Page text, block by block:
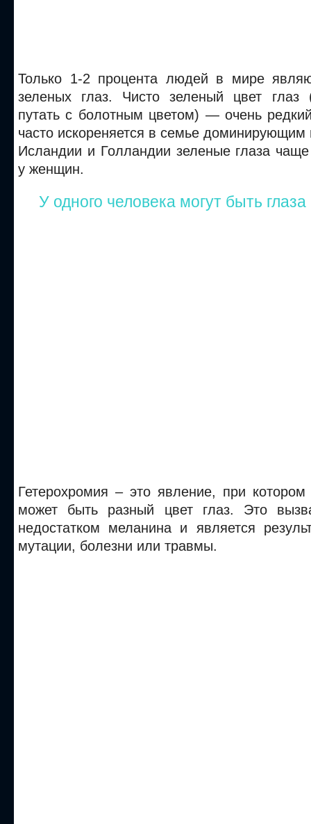
Только 1-2 процента людей в мире
зеленых глаз. Чисто зеленый цвет глаз
путать с болотным цветом) — очень
часто искореняется в семье доминирующим
Исландии и Голландии зеленые глаза чаще
у женщин.
У одного человека могут быть глаза
Гетерохромия – это явление, при котором
может быть разный цвет глаз. Это
недостатком меланина и является
мутации, болезни или травмы.